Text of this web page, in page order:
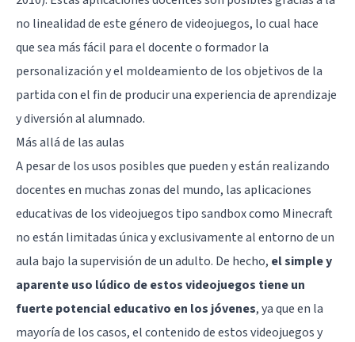
no linealidad de este género de videojuegos, lo cual hace
que sea más fácil para el docente o formador la
personalización y el moldeamiento de los objetivos de la
partida con el fin de producir una experiencia de aprendizaje
y diversión al alumnado.
Más allá de las aulas
A pesar de los usos posibles que pueden y están realizando
docentes en muchas zonas del mundo, las aplicaciones
educativas de los videojuegos tipo sandbox como Minecraft
no están limitadas única y exclusivamente al entorno de un
aula bajo la supervisión de un adulto. De hecho, el simple y
aparente uso lúdico de estos videojuegos tiene un
fuerte potencial educativo en los jóvenes, ya que en la
mayoría de los casos, el contenido de estos videojuegos y